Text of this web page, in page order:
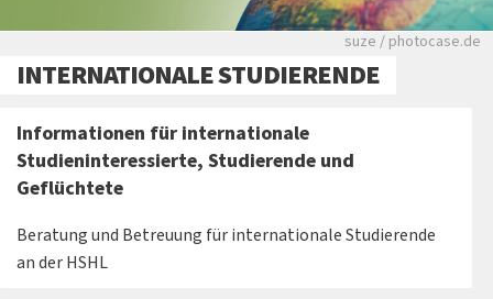
Aufnahme eines
suze / photocase.de
INTERNATIONALE STUDIERENDE
Informationen für internationale
Studieninteressierte, Studierende und
Geflüchtete
Beratung und Betreuung für internationale Studierende
an der HSHL